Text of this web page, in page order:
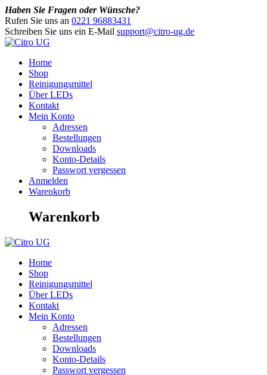
Haben Sie Fragen oder Wünsche?
Rufen Sie uns an 0221 96883431
Schreiben Sie uns ein E-Mail support@citro-ug.de
Home
Shop
Reinigungsmittel
Über LEDs
Kontakt
Mein Konto
Adressen
Bestellungen
Downloads
Konto-Details
Passwort vergessen
Anmelden
Warenkorb
Warenkorb
Home
Shop
Reinigungsmittel
Über LEDs
Kontakt
Mein Konto
Adressen
Bestellungen
Downloads
Konto-Details
Passwort vergessen